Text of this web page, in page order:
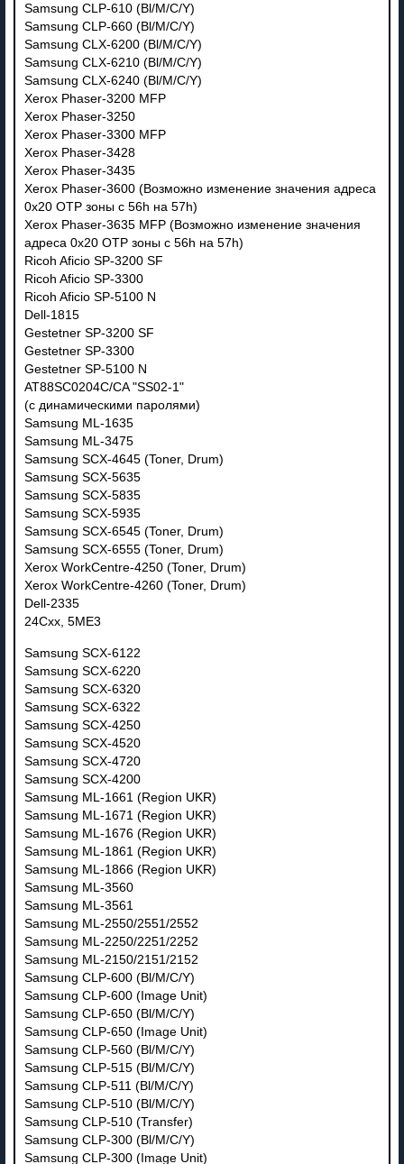
Samsung CLP-610 (Bl/M/C/Y)
Samsung CLP-660 (Bl/M/C/Y)
Samsung CLX-6200 (Bl/M/C/Y)
Samsung CLX-6210 (Bl/M/C/Y)
Samsung CLX-6240 (Bl/M/C/Y)
Xerox Phaser-3200 MFP
Xerox Phaser-3250
Xerox Phaser-3300 MFP
Xerox Phaser-3428
Xerox Phaser-3435
Xerox Phaser-3600 (Возможно изменение значения адреса
0x20 OTP зоны с 56h на 57h)
Xerox Phaser-3635 MFP (Возможно изменение значения
адреса 0x20 OTP зоны с 56h на 57h)
Ricoh Aficio SP-3200 SF
Ricoh Aficio SP-3300
Ricoh Aficio SP-5100 N
Dell-1815
Gestetner SP-3200 SF
Gestetner SP-3300
Gestetner SP-5100 N
AT88SC0204C/CA "SS02-1"
(с динамическими паролями)
Samsung ML-1635
Samsung ML-3475
Samsung SCX-4645 (Toner, Drum)
Samsung SCX-5635
Samsung SCX-5835
Samsung SCX-5935
Samsung SCX-6545 (Toner, Drum)
Samsung SCX-6555 (Toner, Drum)
Xerox WorkCentre-4250 (Toner, Drum)
Xerox WorkCentre-4260 (Toner, Drum)
Dell-2335
24Cxx, 5ME3
Samsung SCX-6122
Samsung SCX-6220
Samsung SCX-6320
Samsung SCX-6322
Samsung SCX-4250
Samsung SCX-4520
Samsung SCX-4720
Samsung SCX-4200
Samsung ML-1661 (Region UKR)
Samsung ML-1671 (Region UKR)
Samsung ML-1676 (Region UKR)
Samsung ML-1861 (Region UKR)
Samsung ML-1866 (Region UKR)
Samsung ML-3560
Samsung ML-3561
Samsung ML-2550/2551/2552
Samsung ML-2250/2251/2252
Samsung ML-2150/2151/2152
Samsung CLP-600 (Bl/M/C/Y)
Samsung CLP-600 (Image Unit)
Samsung CLP-650 (Bl/M/C/Y)
Samsung CLP-650 (Image Unit)
Samsung CLP-560 (Bl/M/C/Y)
Samsung CLP-515 (Bl/M/C/Y)
Samsung CLP-511 (Bl/M/C/Y)
Samsung CLP-510 (Bl/M/C/Y)
Samsung CLP-510 (Transfer)
Samsung CLP-300 (Bl/M/C/Y)
Samsung CLP-300 (Image Unit)